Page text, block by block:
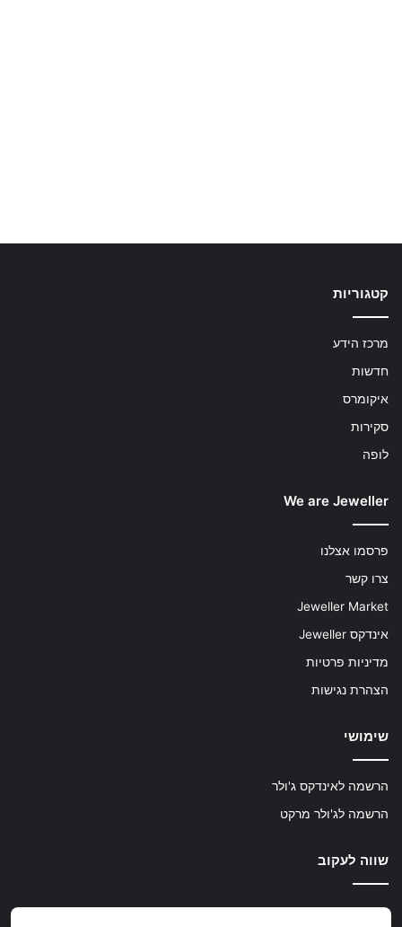
קטגוריות
מרכז הידע
חדשות
איקומרס
סקירות
לופה
We are Jeweller
פרסמו אצלנו
צרו קשר
Jeweller Market
אינדקס Jeweller
מדיניות פרטיות
הצהרת נגישות
שימושי
הרשמה לאינדקס ג'ולר
הרשמה לג'ולר מרקט
שווה לעקוב